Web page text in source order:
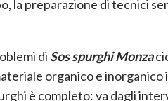
la preparazione di tecnici
di Sos spurghi Monza
organico e inorganico
è completo: va dagli